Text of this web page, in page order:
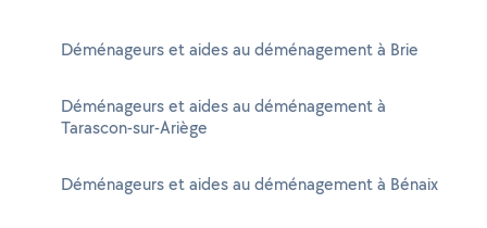
Déménageurs et aides au déménagement à Brie
Déménageurs et aides au déménagement à
Tarascon-sur-Ariège
Déménageurs et aides au déménagement à Bénaix